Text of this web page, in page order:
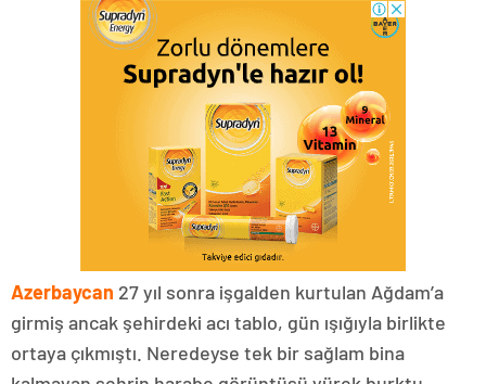
Azerbaycan 27 yıl sonra işgalden kurtulan Ağdam’a
girmiş ancak şehirdeki acı tablo, gün ışığıyla birlikte
ortaya çıkmıştı. Neredeyse tek bir sağlam bina